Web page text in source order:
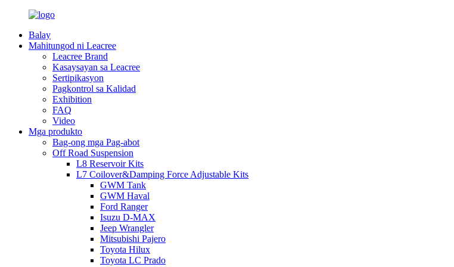
Balay
Mahitungod ni Leacree
Leacree Brand
Kasaysayan sa Leacree
Sertipikasyon
Pagkontrol sa Kalidad
Exhibition
FAQ
Video
Mga produkto
Bag-ong mga Pag-abot
Off Road Suspension
L8 Reservoir Kits
L7 Coilover&Damping Force Adjustable Kits
GWM Tank
GWM Haval
Ford Ranger
Isuzu D-MAX
Jeep Wrangler
Mitsubishi Pajero
Toyota Hilux
Toyota LC Prado